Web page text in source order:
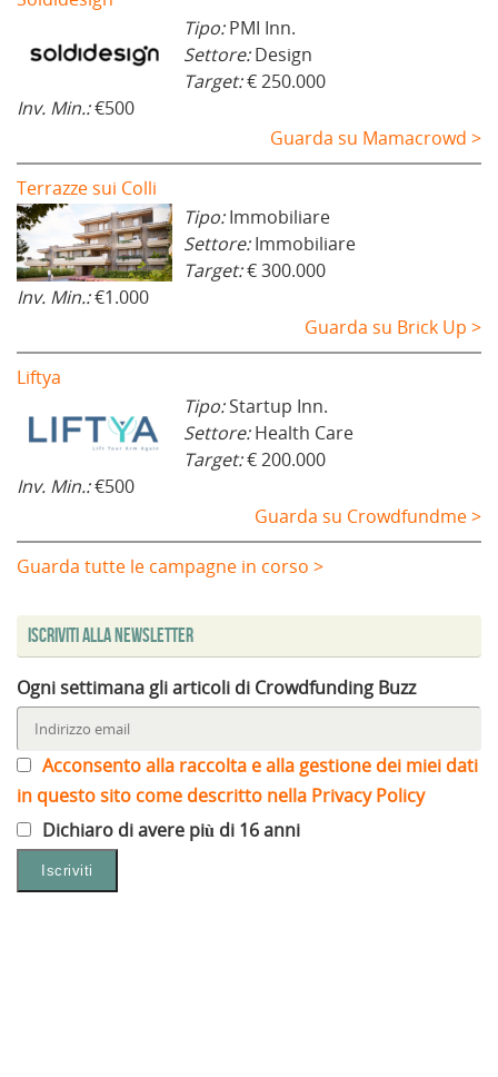
Tipo:PMI Inn.
Settore:Design
Target:€ 250.000
Inv. Min.:€500
Guarda su Mamacrowd >
Terrazze sui Colli
Tipo:Immobiliare
Settore:Immobiliare
Target:€ 300.000
Inv. Min.:€1.000
Guarda su Brick Up >
Liftya
Tipo:Startup Inn.
Settore:Health Care
Target:€ 200.000
Inv. Min.:€500
Guarda su Crowdfundme >
Guarda tutte le campagne in corso >
Iscriviti alla Newsletter
Ogni settimana gli articoli di Crowdfunding Buzz
Acconsento alla raccolta e alla gestione dei miei dati
in questo sito come descritto nella Privacy Policy
Dichiaro di avere più di 16 anni